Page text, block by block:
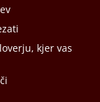
kjer vas